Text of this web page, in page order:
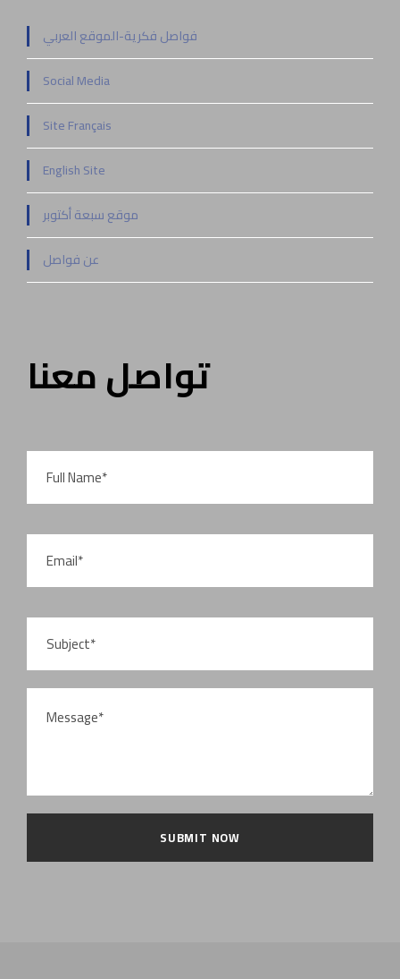
فواصل فكرية-الموقع العربي
Social Media
Site Français
English Site
موقع سبعة أكتوبر
عن فواصل
تواصل معنا